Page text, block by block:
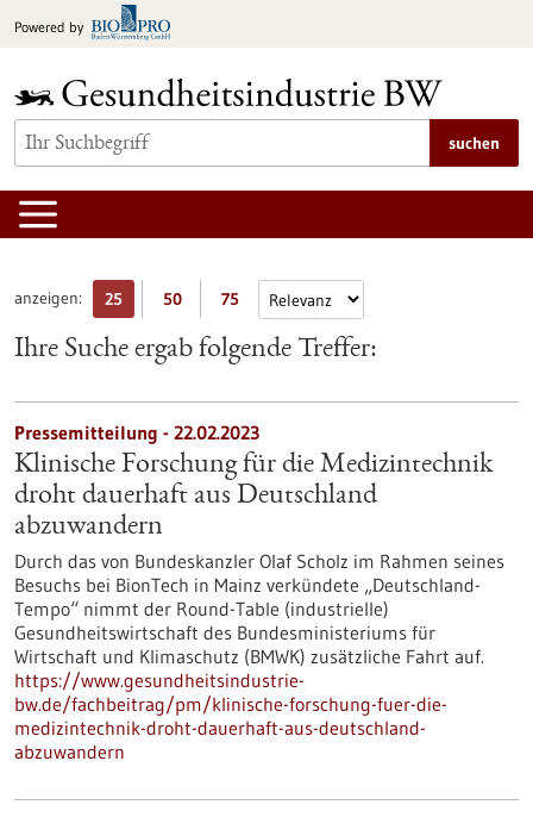
Inhalt
Powered by
suchen
anzeigen: 25 50 75
Ihre Suche ergab folgende Treffer:
Pressemitteilung - 22.02.2023
Klinische Forschung für die Medizintechnik
droht dauerhaft aus Deutschland
abzuwandern
Durch das von Bundeskanzler Olaf Scholz im Rahmen seines
Besuchs bei BionTech in Mainz verkündete „Deutschland-
Tempo“ nimmt der Round-Table (industrielle)
Gesundheitswirtschaft des Bundesministeriums für
Wirtschaft und Klimaschutz (BMWK) zusätzliche Fahrt auf.
https://www.gesundheitsindustrie-
bw.de/fachbeitrag/pm/klinische-forschung-fuer-die-
medizintechnik-droht-dauerhaft-aus-deutschland-
abzuwandern